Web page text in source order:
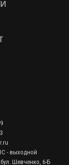
- выходной
Шевченко, 6-Б